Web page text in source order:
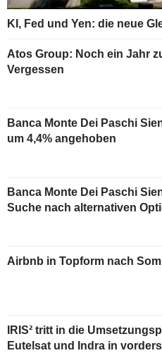
KI, Fed und Yen: die neue
Atos Group: Noch ein Jahr
Vergessen
Banca Monte Dei Paschi
um 4,4% angehoben
Banca Monte Dei Paschi
Suche nach alternativen
Airbnb in Topform nach
IRIS² tritt in die
Eutelsat und Indra in